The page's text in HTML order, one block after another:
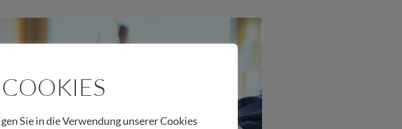
Sie in die Verwendung unserer Cookies